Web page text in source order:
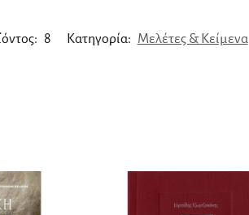
8 Κατηγορία: Μελέτες & Κείμενα